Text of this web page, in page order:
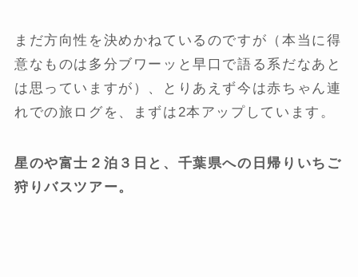
まだ方向性を決めかねているのですが（本当に得
意なものは多分ブワーッと早口で語る系だなあと
は思っていますが）、とりあえず今は赤ちゃん連
れでの旅ログを、まずは2本アップしています。
星のや富士２泊３日と、千葉県への日帰りいちご
狩りバスツアー。